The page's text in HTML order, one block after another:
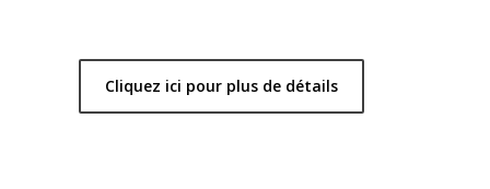
Cliquez ici pour plus de détails